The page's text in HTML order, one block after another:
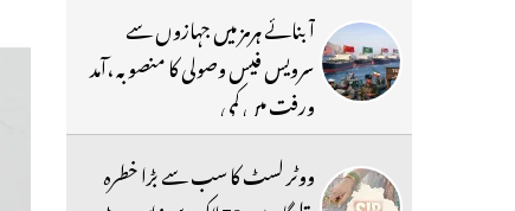
آبنائے ہرمز میں جہازوں سے
سرویس فیس وصولی کا منصوبہ ،آمد
ورفت میں کمی
ووٹر لسٹ کا سب سے بڑا خطرہ